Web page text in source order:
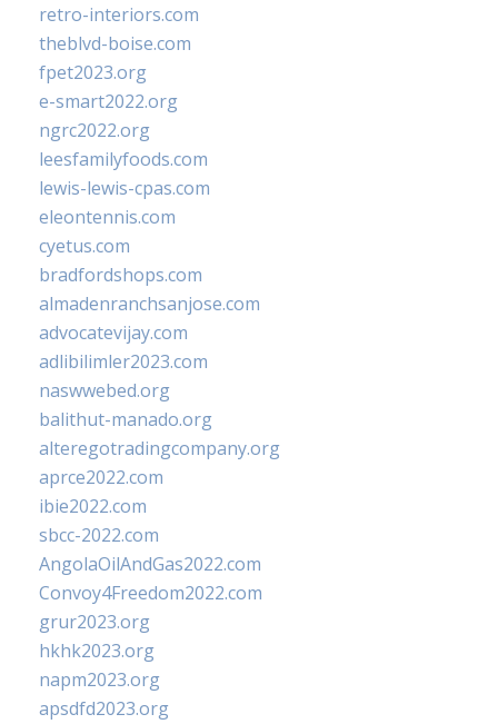
retro-interiors.com
theblvd-boise.com
fpet2023.org
e-smart2022.org
ngrc2022.org
leesfamilyfoods.com
lewis-lewis-cpas.com
eleontennis.com
cyetus.com
bradfordshops.com
almadenranchsanjose.com
advocatevijay.com
adlibilimler2023.com
naswwebed.org
balithut-manado.org
alteregotradingcompany.org
aprce2022.com
ibie2022.com
sbcc-2022.com
AngolaOilAndGas2022.com
Convoy4Freedom2022.com
grur2023.org
hkhk2023.org
napm2023.org
apsdfd2023.org